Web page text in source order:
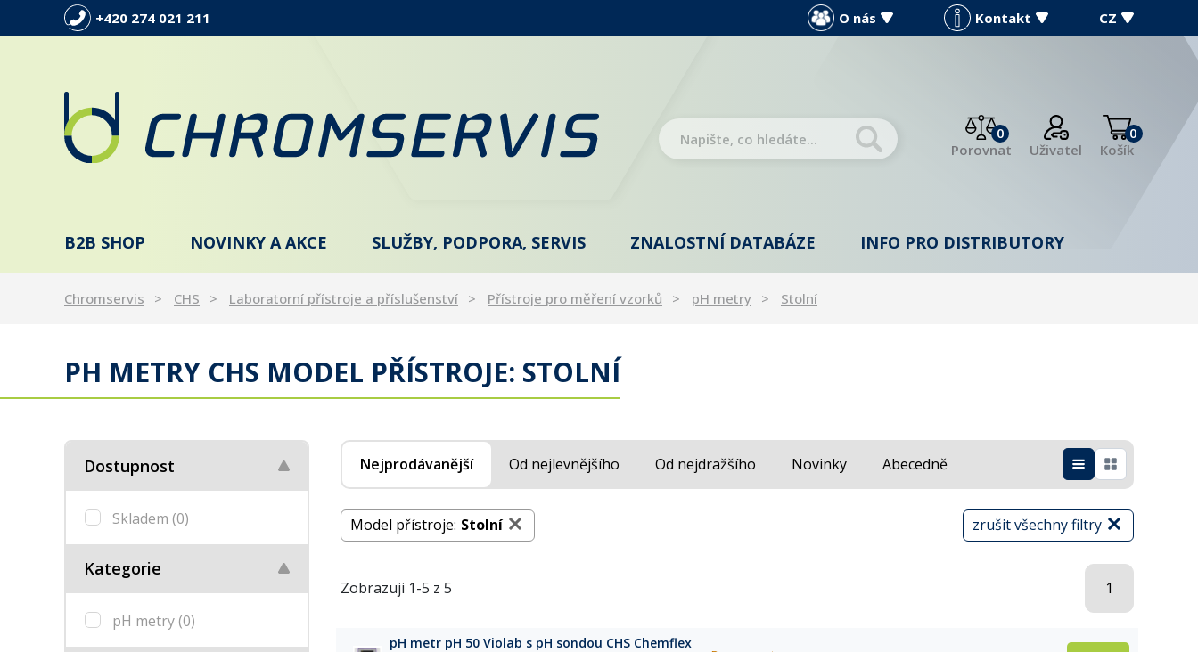
+420 274 021 211 O nás Kontakt CZ
0
Porovnat
Uživatel
0
Košík
B2B SHOP NOVINKY A AKCE SLUŽBY, PODPORA, SERVIS ZNALOSTNÍ DATABÁZE INFO PRO DISTRIBUTORY
Chromservis CHS Laboratorní přístroje a příslušenství Přístroje pro měření vzorků pH metry Stolní
PH METRY CHS MODEL PŘÍSTROJE: STOLNÍ
Dostupnost
Skladem (0)
Kategorie
pH metry(0)
Nejprodávanější Od nejlevnějšího Od nejdražšího Novinky Abecedně
zrušit všechny filtry
Model přístroje: Stolní
Zobrazuji 1-5 z 5 1
pH metr pH 50 Violab s pH sondou CHS Chemflex